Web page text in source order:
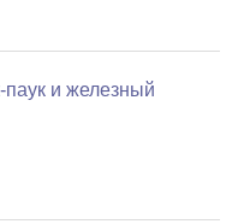
паук и железный